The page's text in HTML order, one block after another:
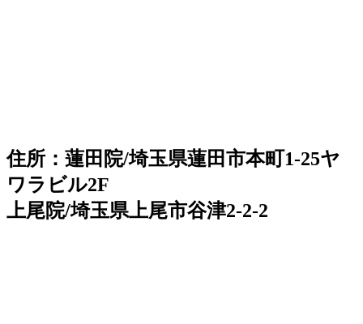
住所：蓮田院/埼玉県蓮田市本町1-25ヤ
ワラビル2F
上尾院/埼玉県上尾市谷津2-2-2